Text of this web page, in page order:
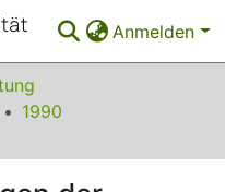
Anmelden
1990